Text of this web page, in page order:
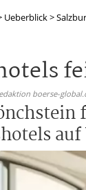
Ueberblick>
boerse-